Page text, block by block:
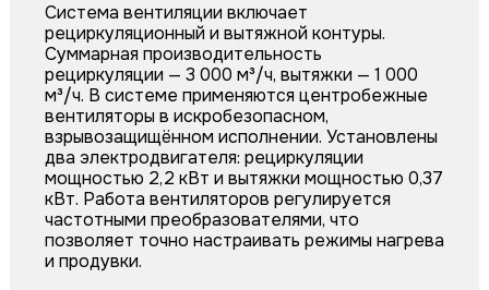
Система вентиляции включает
рециркуляционный и вытяжной контуры.
Суммарная производительность
рециркуляции — 3 000 м³/ч, вытяжки — 1 000
м³/ч. В системе применяются центробежные
вентиляторы в искробезопасном,
взрывозащищённом исполнении. Установлены
два электродвигателя: рециркуляции
мощностью 2,2 кВт и вытяжки мощностью 0,37
кВт. Работа вентиляторов регулируется
частотными преобразователями, что
позволяет точно настраивать режимы нагрева
и продувки.